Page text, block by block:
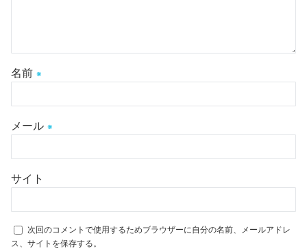
名前 ※
メール ※
サイト
次回のコメントで使用するためブラウザーに自分の名前、メールアドレ
ス、サイトを保存する。